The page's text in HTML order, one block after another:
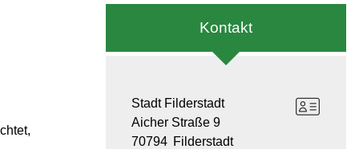
Kontakt
Stadt Filderstadt
Aicher Straße 9
70794 Filderstadt